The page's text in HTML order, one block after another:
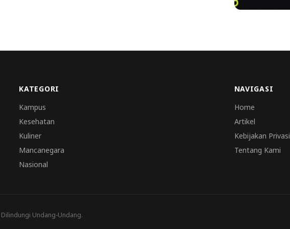
KATEGORI
Kampus
Kesehatan
Kuliner
Mancanegara
Nasional
NAVIGASI
Home
Artikel
Kebijakan Privasi
Tentang Kami
Undang-Undang.